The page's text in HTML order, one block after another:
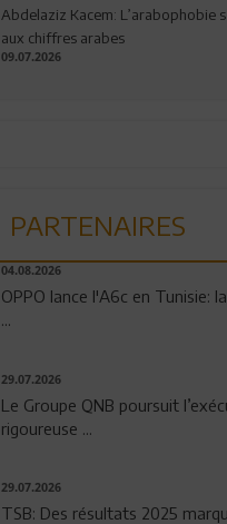
Abdelaziz Kacem: L’arabophobie
aux chiffres arabes
09.07.2026
PARTENAIRES
04.08.2026
OPPO lance l'A6c en Tunisie:
...
29.07.2026
Le Groupe QNB poursuit
rigoureuse ...
29.07.2026
TSB: Des résultats 2025